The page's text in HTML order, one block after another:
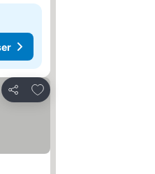
Del
Føj til favoritter